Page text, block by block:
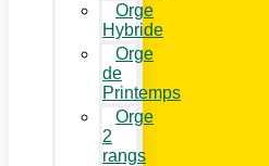
Orge
Hybride
Orge
de
Printemps
Orge
2
rangs